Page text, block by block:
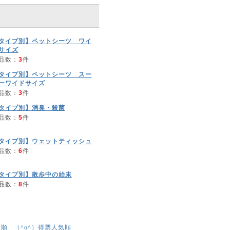
タイプ別】ペットシーツ ワイ
イズ
数： 3件
タイプ別】ペットシーツ スー
ワイドサイズ
数： 3件
タイプ別】消臭・殺菌
数： 5件
タイプ別】ウェットティッシュ
数： 6件
タイプ別】散歩中の始末
数： 8件
（^o^）得票人気順